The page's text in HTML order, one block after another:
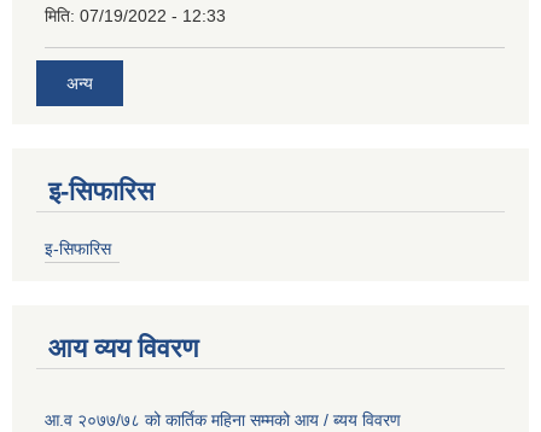
मिति: 07/19/2022 - 12:33
अन्य
इ-सिफारिस
इ-सिफारिस
आय व्यय विवरण
आ.व २०७७/७८ को कार्तिक महिना सम्मको आय / ब्यय विवरण